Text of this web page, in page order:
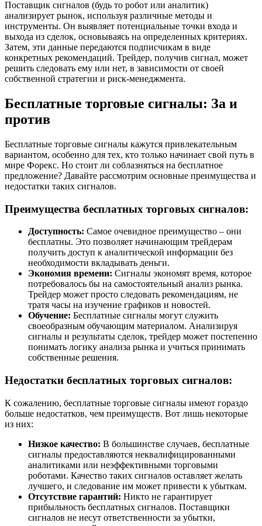
Поставщик сигналов (будь то робот или аналитик)
анализирует рынок, используя различные методы и
инструменты. Он выявляет потенциальные точки входа и
выхода из сделок, основываясь на определенных критериях.
Затем, эти данные передаются подписчикам в виде
конкретных рекомендаций. Трейдер, получив сигнал, может
решить следовать ему или нет, в зависимости от своей
собственной стратегии и риск-менеджмента.
Бесплатные торговые сигналы: За и
против
Бесплатные торговые сигналы кажутся привлекательным
вариантом, особенно для тех, кто только начинает свой путь в
мире Форекс. Но стоит ли соблазняться на бесплатное
предложение? Давайте рассмотрим основные преимущества и
недостатки таких сигналов.
Преимущества бесплатных торговых сигналов:
Доступность: Самое очевидное преимущество – они
бесплатны. Это позволяет начинающим трейдерам
получить доступ к аналитической информации без
необходимости вкладывать деньги.
Экономия времени: Сигналы экономят время, которое
потребовалось бы на самостоятельный анализ рынка.
Трейдер может просто следовать рекомендациям, не
тратя часы на изучение графиков и новостей.
Обучение: Бесплатные сигналы могут служить
своеобразным обучающим материалом. Анализируя
сигналы и результаты сделок, трейдер может постепенно
понимать логику анализа рынка и учиться принимать
собственные решения.
Недостатки бесплатных торговых сигналов:
К сожалению, бесплатные торговые сигналы имеют гораздо
больше недостатков, чем преимуществ. Вот лишь некоторые
из них:
Низкое качество: В большинстве случаев, бесплатные
сигналы предоставляются неквалифицированными
аналитиками или неэффективными торговыми
роботами. Качество таких сигналов оставляет желать
лучшего, и следование им может привести к убыткам.
Отсутствие гарантий: Никто не гарантирует
прибыльность бесплатных сигналов. Поставщики
сигналов не несут ответственности за убытки,